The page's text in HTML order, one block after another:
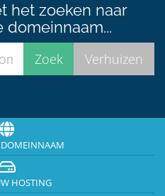
het zoeken naar
DOMEINNAAM
HOSTING